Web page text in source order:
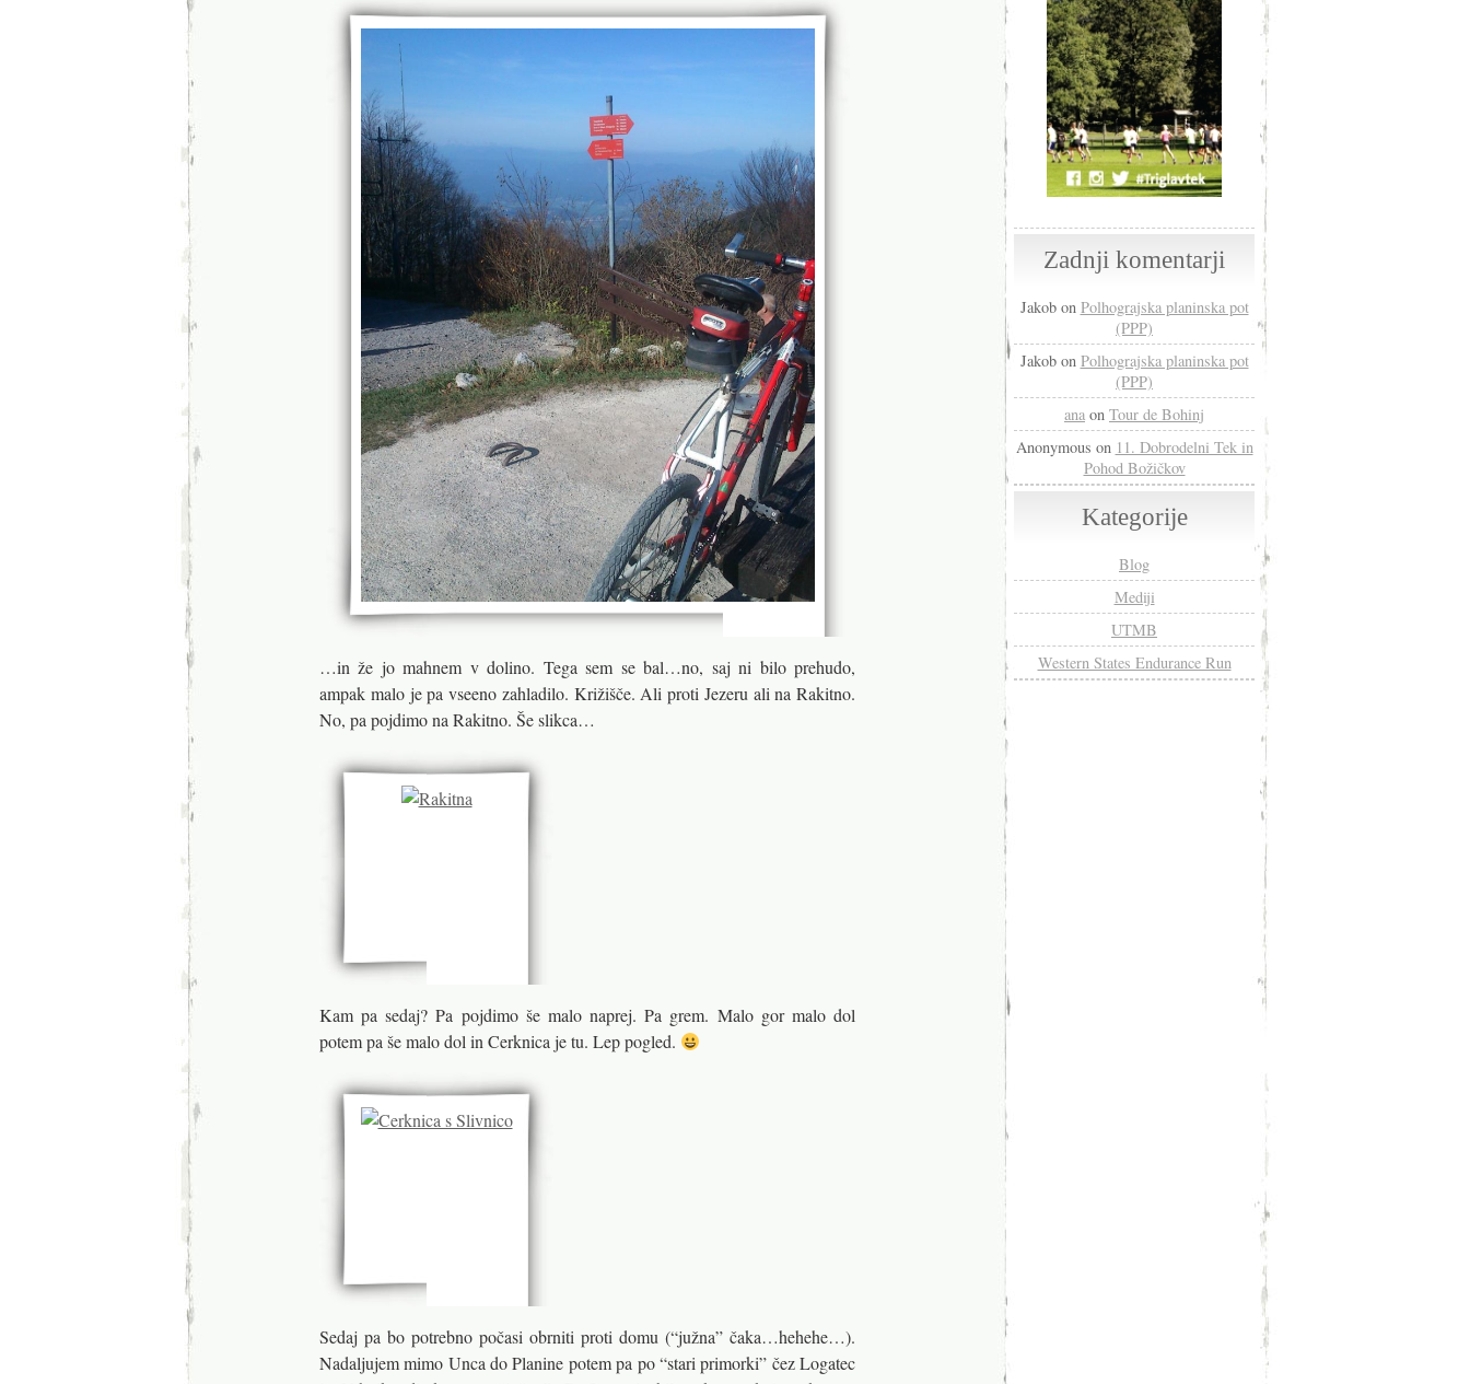
…in že jo mahnem v dolino. Tega sem se bal…no, saj ni bilo prehudo,
ampak malo je pa vseeno zahladilo. Križišče. Ali proti Jezeru ali na Rakitno.
No, pa pojdimo na Rakitno. Še slikca…
Kam pa sedaj? Pa pojdimo še malo naprej. Pa grem. Malo gor malo dol
potem pa še malo dol in Cerknica je tu. Lep pogled.
Sedaj pa bo potrebno počasi obrniti proti domu (“južna” čaka…hehehe…).
Nadaljujem mimo Unca do Planine potem pa po “stari primorki” čez Logatec
Zadnji komentarji
Jakobon Polhograjska planinska pot
(PPP)
Jakobon Polhograjska planinska pot
(PPP)
ana on Tour de Bohinj
Anonymous on 11. Dobrodelni Tek in
Pohod Božičkov
Kategorije
Blog
Mediji
UTMB
Western States Endurance Run